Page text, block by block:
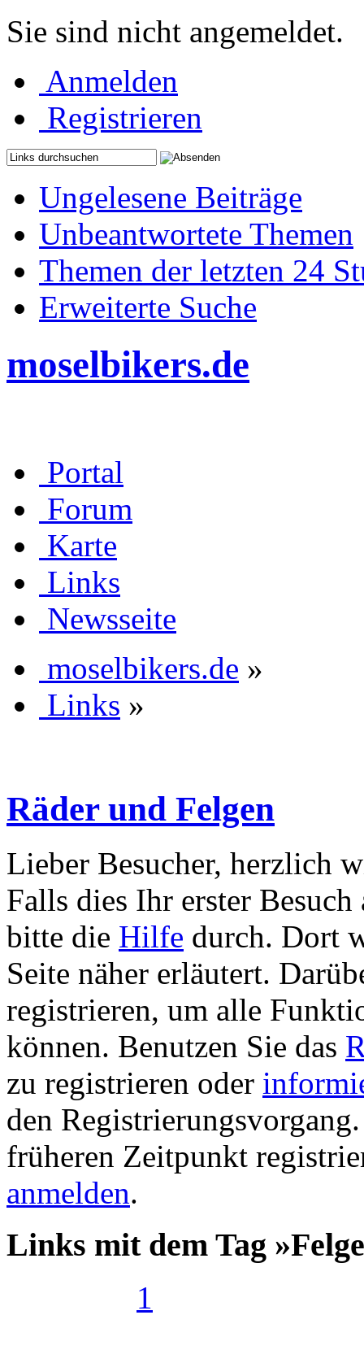
Sie sind nicht angemeldet.
Anmelden
Registrieren
Ungelesene Beiträge
Unbeantwortete Themen
Themen der letzten 24
Erweiterte Suche
moselbikers.de
Portal
Forum
Karte
Links
Newsseite
moselbikers.de »
Links »
Räder und Felgen
Lieber Besucher, herzlich
Falls dies Ihr erster
bitte die Hilfe durch. Dort
Seite näher erläutert.
registrieren, um alle
können. Benutzen Sie das
zu registrieren oder
den
früheren Zeitpunkt
anmelden.
Links mit dem Tag
1